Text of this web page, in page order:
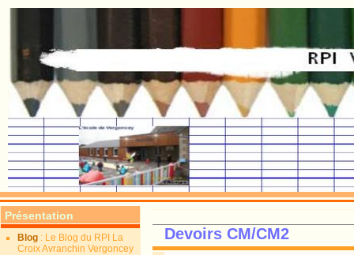
Présentation
Blog : Le Blog du RPI La
Croix Avranchin Vergoncey
Devoirs CM/CM2